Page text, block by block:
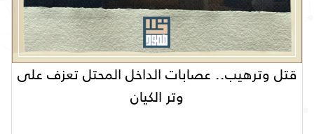
قتل وترهيب.. عصابات الداخل المحتل تعزف على
وتر الكيان